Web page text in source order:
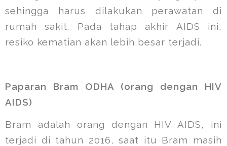
sehingga harus dilakukan perawatan di
rumah sakit. Pada tahap akhir AIDS ini,
resiko kematian akan lebih besar terjadi.
Paparan Bram ODHA (orang dengan HIV
AIDS)
Bram adalah orang dengan HIV AIDS, ini
terjadi di tahun 2016, saat itu Bram masih